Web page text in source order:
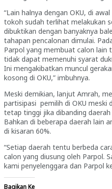
“Lain halnya dengan OKU, di
tokoh sudah terlihat melakukan
dibuktikan dengan banyaknya
tahapan pencalonan dimulai.
Parpol yang membuat calon lain
tidak dapat memenuhi syarat
Ini mengakibatkan muncul
kosong di OKU,” imbuhnya.
Meski demikian, lanjut Amrah,
partisipasi pemilih di OKU meski
tetap tinggi jika dibanding daerah
Bahkan di beberapa daerah lain
di kisaran 60%.
“Setiap daerah tentu berbeda
calon yang diusung oleh Parpol.
kami penyelenggara dan Parpol
Bagikan Ke